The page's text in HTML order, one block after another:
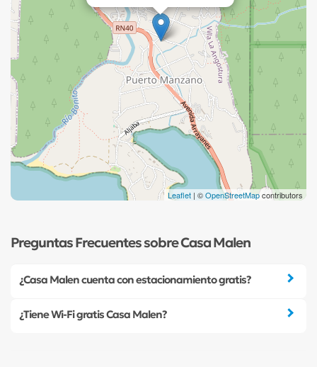
Leaflet | ©OpenStreetMapcontributors
Preguntas Frecuentes sobre Casa Malen
¿Casa Malen cuenta con estacionamiento gratis?
¿Tiene Wi-Fi gratis Casa Malen?